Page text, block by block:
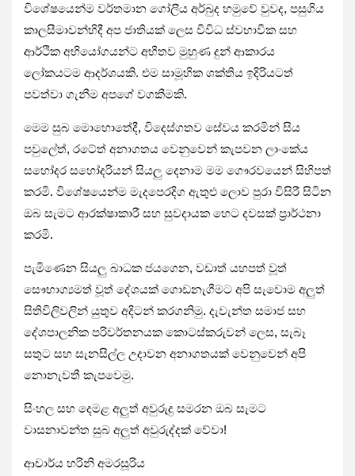
විශේෂයෙන්ම වර්තමාන ගෝලීය අර්බුද හමුවේ වුවද, පසුගිය
කාලසීමාවන්හිදී අප ජාතියක් ලෙස විවිධ ස්වභාවික සහ
ආර්ථික අභියෝගයන්ට අභීතව මුහුණ දුන් ආකාරය
ලෝකයටම ආදර්ශයකි. එම සාමූහික ශක්තිය ඉදිරියටත්
පවත්වා ගැනීම අපගේ වගකීමකි.
මෙම සුබ මොහොතේදී, විදෙස්ගතව සේවය කරමින් සිය
පවුලේත්, රටේත් අනාගතය වෙනුවෙන් කැපවන ලාංකේය
සහෝදර සහෝදරියන් සියලු දෙනාම මම ගෞරවයෙන් සිහිපත්
කරමි. විශේෂයෙන්ම මැදපෙරදිග ඇතුළු ලොව පුරා විසිරී සිටින
ඔබ සැමට ආරක්ෂාකාරී සහ සුවදායක හෙට දවසක් ප්‍රාර්ථනා
කරමි.
පැමිණෙන සියලු බාධක ජයගෙන, වඩාත් යහපත් වූත්
සෞභාග්‍යමත් වූත් දේශයක් ගොඩනැගීමට අපි සැවොම අලුත්
සිතිවිලිවලින් යුතුව අදිටන් කරගනිමු. දැවැන්ත සමාජ සහ
දේශපාලනික පරිවර්තනයක කොටස්කරුවන් ලෙස, සැබෑ
සතුට සහ සැනසිල්ල උදාවන අනාගතයක් වෙනුවෙන් අපි
නොනැවතී කැපවෙමු.
සිංහල සහ දෙමළ අලුත් අවුරුදු සමරන ඔබ සැමට
වාසනාවන්ත සුබ අලුත් අවුරුද්දක් වේවා!
ආචාර්ය හරිනි අමරසූරිය